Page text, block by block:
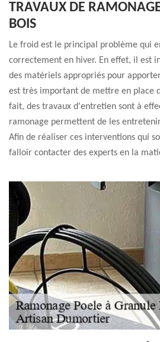
TRAVAUX DE
BOIS
Le froid est le principal problème qui
correctement en hiver. En effet, il est
des matériels appropriés pour
est très important de mettre en place
fait, des travaux d'entretien sont à
ramonage permettent de les
Afin de réaliser ces interventions qui
falloir contacter des experts en la